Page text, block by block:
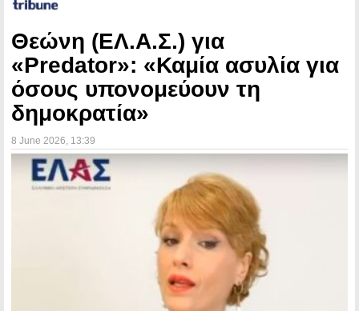
Θεώνη (ΕΛ.Α.Σ.) για
«Predator»: «Καμία ασυλία για
όσους υπονομεύουν τη
δημοκρατία»
8 June 2026 , 13:39